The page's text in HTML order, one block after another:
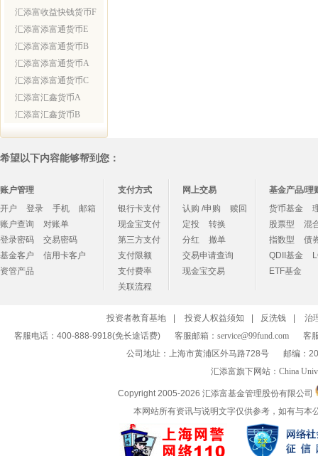
汇添富收益快钱货币F
汇添富添富通货币E
汇添富添富通货币B
汇添富添富通货币A
汇添富添富通货币C
汇添富汇鑫货币A
汇添富汇鑫货币B
希望以下内容能够帮到您：
账户管理
开户
登录 手机
邮箱
账户查询
对账单
登录密码
交易密码
基金客户
信用卡客户
资管产品
支付方式
银行卡支付
现金宝支付
第三方支付
支付限额
支付费率
关联流程
网上交易
认购 /申购
赎回
定投
转换
分红
撤单
交易申请查询
现金宝交易
基金产品/理
货币基金
股票型
混
指数型
债
QDII基金
ETF基金
投资者教育基地 投资人权益须知 反洗钱
治
客服电话：400-888-9918(免长途话费)
客服邮箱： service@99fund.com
客
公司地址：上海市黄浦区外马路728号
邮编：
汇添富旗下网站： China
Copyright 2005-2026 汇添富基金管理股份有限公司
本网站所有资讯与说明文字仅供参考，如有与本